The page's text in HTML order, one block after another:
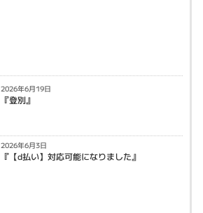
2026年6月19日
『登別』
2026年6月3日
『【d払い】対応可能になりました』